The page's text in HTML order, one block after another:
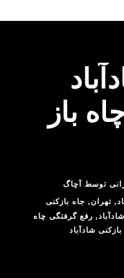
چاه باز
توسط آچاگ
, تهران, جاه بازکنی
, رفع گرفتگی چاه
بازکنی شادآباد